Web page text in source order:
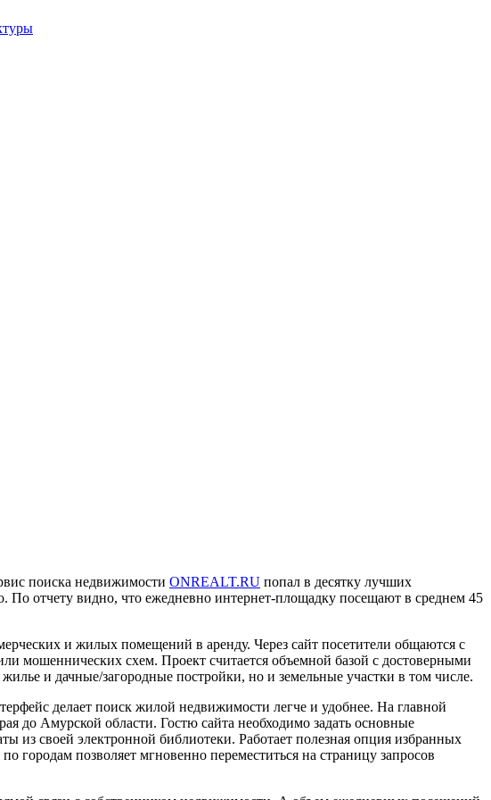
поиска недвижимости ONREALT.RU попал в десятку лучших
По отчету видно, что ежедневно интернет-площадку посещают в среднем 45
и жилых помещений в аренду. Через сайт посетители общаются с
мошеннических схем. Проект считается объемной базой с достоверными
и дачные/загородные постройки, но и земельные участки в том числе.
делает поиск жилой недвижимости легче и удобнее. На главной
до Амурской области. Гостю сайта необходимо задать основные
из своей электронной библиотеки. Работает полезная опция избранных
позволяет мгновенно переместиться на страницу запросов